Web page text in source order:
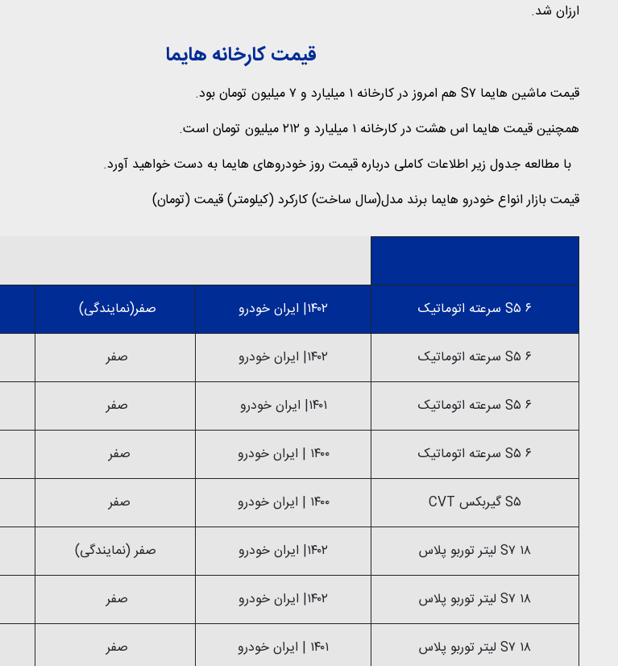
ارزان شد.
قیمت کارخانه هایما
قیمت ماشین هایما S۷ هم امروز در کارخانه ۱ میلیارد و ۷ میلیون تومان بود.
همچنین قیمت هایما اس هشت در کارخانه ۱ میلیارد و ۲۱۲ میلیون تومان است.
با مطالعه جدول زیر اطلاعات کاملی درباره قیمت روز خودروهای هایما به دست خواهید آورد.​
قیمت بازار انواع خودرو هایما برند مدل(سال ساخت) کارکرد (کیلومتر) قیمت (تومان)
S۵ ۶ سرعته اتوماتیک ۱۴۰۲| ایران خودرو صفر(نمایندگی)
S۵ ۶ سرعته اتوماتیک ۱۴۰۲| ایران خودرو صفر
S۵ ۶ سرعته اتوماتیک ۱۴۰۱| ایران خودرو صفر
S۵ ۶ سرعته اتوماتیک ۱۴۰۰ | ایران خودرو صفر
S۵ گیربکس CVT ۱۴۰۰ | ایران خودرو صفر
S۷ ۱۸ لیتر توربو پلاس ۱۴۰۲| ایران خودرو صفر (نمایندگی)
S۷ ۱۸ لیتر توربو پلاس ۱۴۰۲| ایران خودرو صفر
S۷ ۱۸ لیتر توربو پلاس ۱۴۰۱ | ایران خودرو صفر